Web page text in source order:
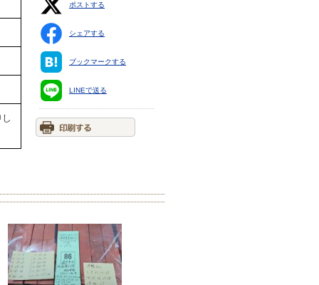
ポストする
シェアする
ブックマークする
LINEで送る